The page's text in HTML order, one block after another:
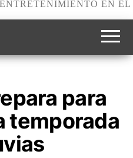
EN
para
temporada